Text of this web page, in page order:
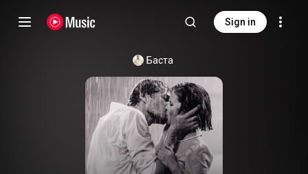
Sign in
Баста